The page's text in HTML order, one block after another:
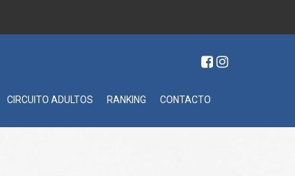
CIRCUITO ADULTOS RANKING CONTACTO